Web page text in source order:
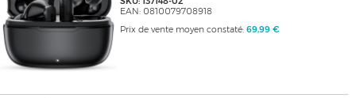
EAN: 0810079708918
Prix de vente moyen constaté: 69,99 €